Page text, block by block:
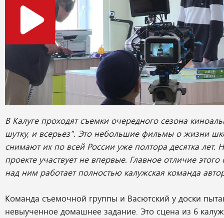
В Калуге проходят съемки очередного сезона
шутку, и всерьез". Это небольшие фильмы о жизни
снимают их по всей России уже полтора десятка лет.
проекте участвует не впервые. Главное отличие
над ним работает полностью калужская команда
Команда съемочной группы и Васютский у доски
невыученное домашнее задание. Это сцена из 6